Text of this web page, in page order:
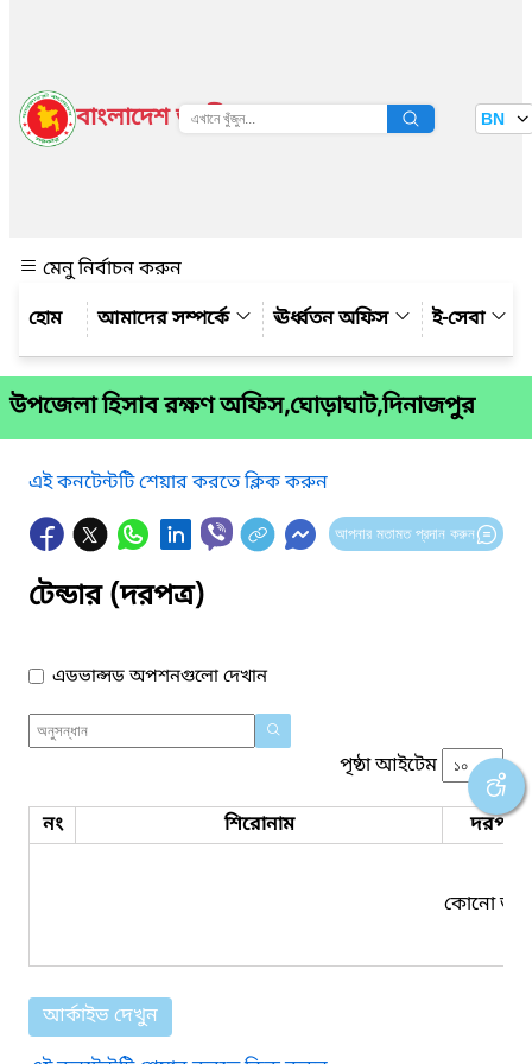
বাংলাদেশ জাতীয় তথ্য বাতায়ন BN
মেনু নির্বাচন করুন
আমাদের সম্পর্কে
ঊর্ধ্বতন অফিস ই-সেবা
উপজেলা হিসাব রক্ষণ অফিস,ঘোড়াঘাট,দিনাজপুর
এই কনটেন্টটি শেয়ার করতে ক্লিক করুন
আপনার মতামত প্রদান করুন
টেন্ডার (দরপত্র)
এডভান্সড অপশনগুলো দেখান
পৃষ্ঠা আইটেম
নং শিরোনাম দরপত্র
কোনো তথ্য
আর্কাইভ দেখুন